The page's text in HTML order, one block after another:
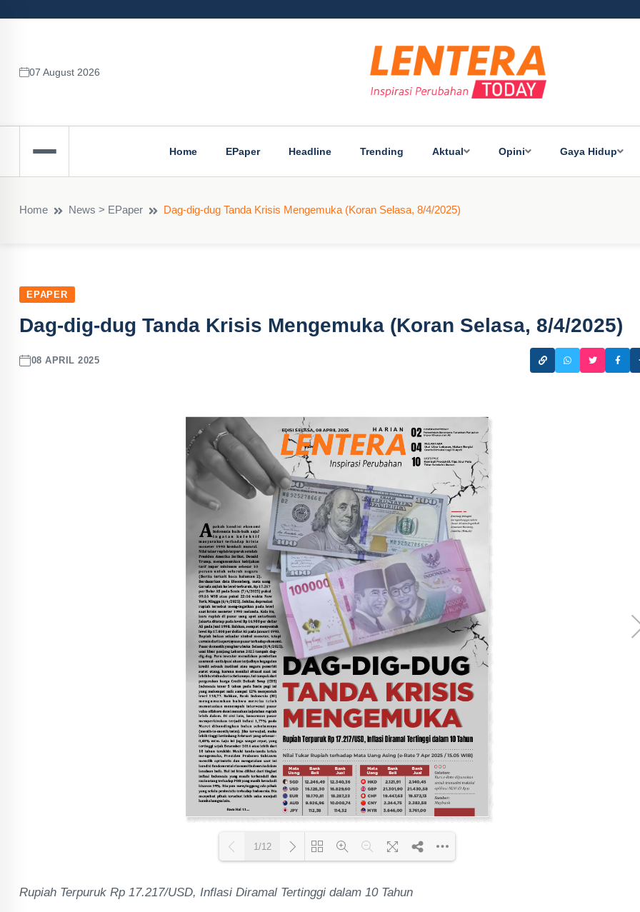
07 August 2026
Home EPaper Headline Trending Aktual Opini Gaya Hidup
Home News > EPaper Dag-dig-dug Tanda Krisis Mengemuka (Koran Selasa, 8/4/2025)
EPAPER
Dag-dig-dug Tanda Krisis Mengemuka (Koran Selasa, 8/4/2025)
08 APRIL 2025
Loading PDF 90% ...
1/12
Rupiah Terpuruk Rp 17.217/USD, Inflasi Diramal Tertinggi dalam 10 Tahun